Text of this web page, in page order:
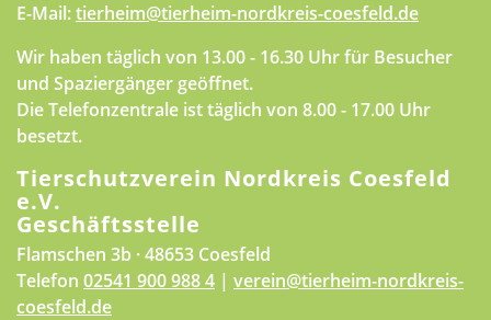
E-Mail:tierheim@tierheim-nordkreis-coesfeld.de
Wir haben täglich von 13.00 - 16.30 Uhr für Besucher
und Spaziergänger geöffnet.
Die Telefonzentrale ist täglich von 8.00 - 17.00 Uhr
besetzt.
Tierschutzverein Nordkreis Coesfeld
e.V.
Geschäftsstelle
Flamschen 3b · 48653 Coesfeld
Telefon 02541 900 988 4 | verein@tierheim-nordkreis-
coesfeld.de